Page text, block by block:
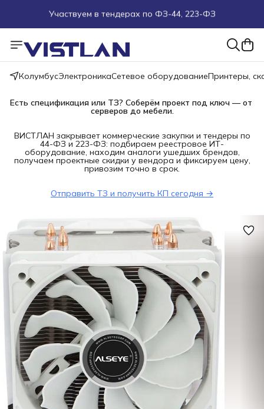
Пуско-наладочные работы
Пришлите запрос на e-mail или в чат
Более 100 000 позиций в наличии и под заказ
КолумбусЭлектроникаСетевое оборудованиеПринтеры,
Есть спецификация или ТЗ? Соберём проект под ключ — от
серверов до мебели.
ВИСТЛАН закрывает коммерческие закупки и тендеры по
44-ФЗ и 223-ФЗ: подбираем реестровое ИТ-
оборудование, находим аналоги ушедших брендов,
получаем проектные скидки у вендора и фиксируем цену,
привозим точно в срок.
Отправить ТЗ и получить КП сегодня →